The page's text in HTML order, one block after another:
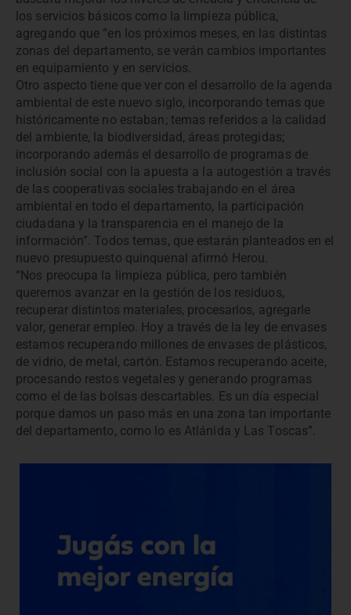
los servicios básicos como la limpieza pública,
agregando que ”en los próximos meses, en las distintas
zonas del departamento, se verán cambios importantes
en equipamiento y en servicios.
Otro aspecto tiene que ver con el desarrollo de la agenda
ambiental de este nuevo siglo, incorporando temas que
históricamente no estaban; temas referidos a la calidad
del ambiente, la biodiversidad, áreas protegidas;
incorporando además el desarrollo de programas de
inclusión social con la apuesta a la autogestión a través
de las cooperativas sociales trabajando en el área
ambiental en todo el departamento, la participación
ciudadana y la transparencia en el manejo de la
información”. Todos temas, que estarán planteados en el
nuevo presupuesto quinquenal afirmó Herou.
“Nos preocupa la limpieza pública, pero también
queremos avanzar en la gestión de los residuos,
recuperar distintos materiales, procesarlos, agregarle
valor, generar empleo. Hoy a través de la ley de envases
estamos recuperando millones de envases de plásticos,
de vidrio, de metal, cartón. Estamos recuperando aceite,
procesando restos vegetales y generando programas
como el de las bolsas descartables. Es un día especial
porque damos un paso más en una zona tan importante
del departamento, como lo es Atlánida y Las Toscas”.